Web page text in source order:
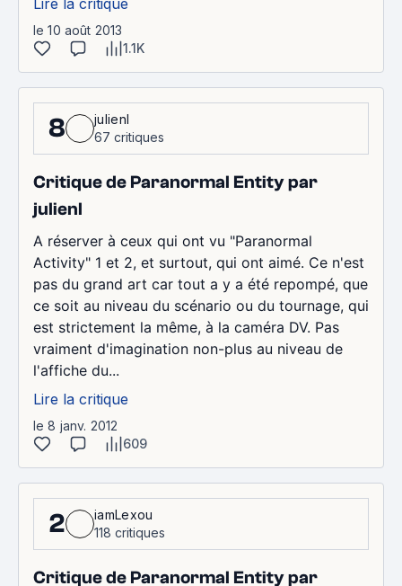
le 10 août 2013
1.1K
8
julienl
67 critiques
Critique de Paranormal Entity par
julienl
A réserver à ceux qui ont vu "Paranormal
Activity" 1 et 2, et surtout, qui ont aimé. Ce n'est
pas du grand art car tout a y a été repompé, que
ce soit au niveau du scénario ou du tournage, qui
est strictement la même, à la caméra DV. Pas
vraiment d'imagination non-plus au niveau de
l'affiche du...
Lire la critique
le 8 janv. 2012
609
2
iamLexou
118 critiques
Critique de Paranormal Entity par